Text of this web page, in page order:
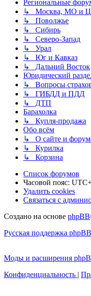
Региональные
↳ Москва, МО и
↳ Поволжье
↳ Сибирь
↳ Северо-Запад
↳ Урал
↳ Юг и Кавказ
↳ Дальний Восток
Юридический
↳ Вопросы
↳ ГИБДД и ПДД
↳ ДТП
Барахолка
↳ Купля-продажа
Обо всём
↳ О сайте и
↳ Курилка
↳ Корзина
Список форумов
Часовой пояс:
Удалить cookies
Связаться с
Создано на основе phpBB
Русская поддержка phpBB
Моды и расширения
Конфиденциальность |